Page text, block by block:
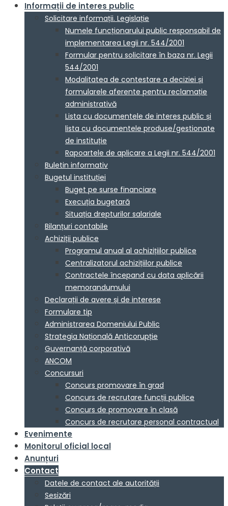
Informații de interes public
Solicitare informații. Legislație
Numele funcționarului public responsabil de
implementarea Legii nr. 544/2001
Formular pentru solicitare în baza nr. Legii
544/2001
Modalitatea de contestare a deciziei și
formularele aferente pentru reclamație
administrativă
Lista cu documentele de interes public și
lista cu documentele produse/gestionate
de instituție
Rapoartele de aplicare a Legii nr. 544/2001
Buletin informativ
Bugetul instituției
Buget pe surse financiare
Execuția bugetară
Situația drepturilor salariale
Bilanțuri contabile
Achiziții publice
Programul anual al achizițiilor publice
Centralizatorul achizițiilor publice
Contractele începand cu data aplicării
memorandumului
Declarații de avere și de interese
Formulare tip
Administrarea Domeniului Public
Strategia Națională Anticorupție
Guvernanță corporativă
ANCOM
Concursuri
Concurs promovare în grad
Concurs de recrutare funcții publice
Concurs de promovare în clasă
Concurs de recrutare personal contractual
Evenimente
Monitorul oficial local
Anunțuri
Contact
Datele de contact ale autorității
Sesizări